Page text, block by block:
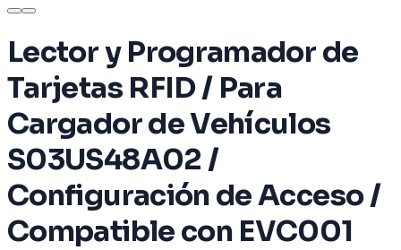
Lector y Programador de
Tarjetas RFID / Para
Cargador de Vehículos
S03US48A02 /
Configuración de Acceso /
Compatible con EVC001